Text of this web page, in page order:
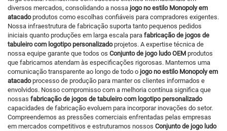
diversos mercados, consolidando a nossa jogo no estilo Monopoly em
atacado produtos como escolhas confiáveis para compradores exigentes.
Nossa infraestrutura de fabricação suporta tanto pequenos pedidos
iniciais quanto produções em larga escala para fabricação de jogos de
tabuleiro com logotipo personalizado projetos. A expertise técnica de
nossa equipe garante que todos os Conjunto de jogo ludo OEM produtos
que fabricamos atendam às especificações rigorosas. Mantemos uma
comunicação transparente ao longo de todo o jogo no estilo Monopoly em
atacado processo de produção para manter os clientes informados e
envolvidos. Nosso compromisso com a melhoria contínua significa que
nossas fabricação de jogos de tabuleiro com logotipo personalizado
capacidades de fabricação evoluem para incorporar inovações do setor.
Compreendemos as pressões comerciais enfrentadas pelas empresas
em mercados competitivos e estruturamos nossos Conjunto de jogo ludo